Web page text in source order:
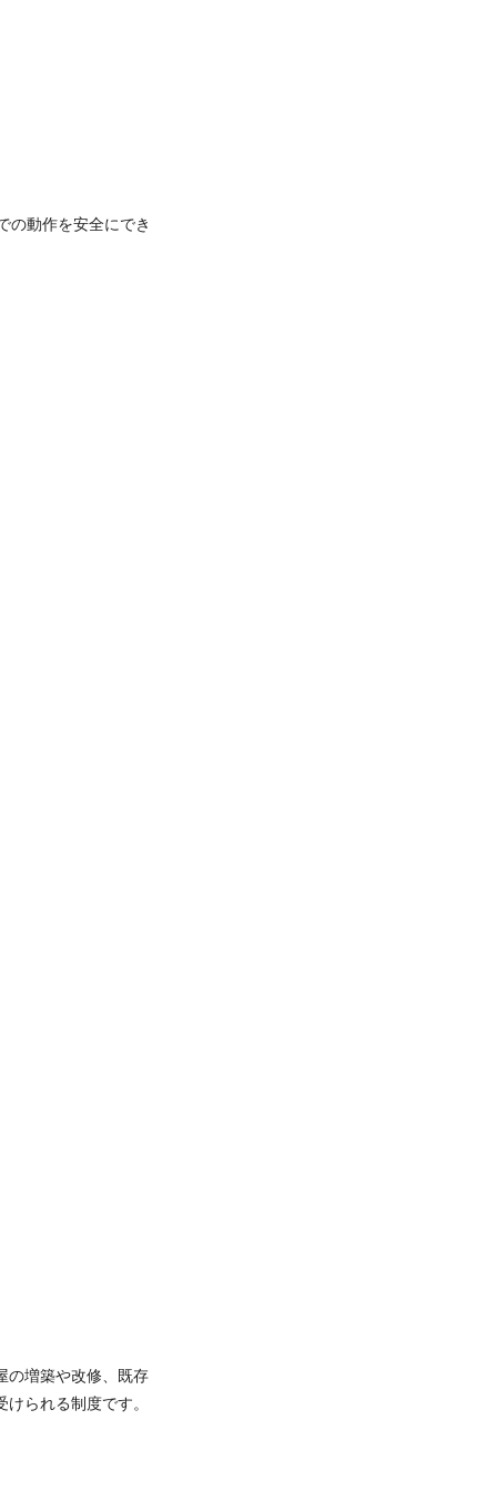
の動作を安全にでき
の増築や改修、既存
られる制度です。